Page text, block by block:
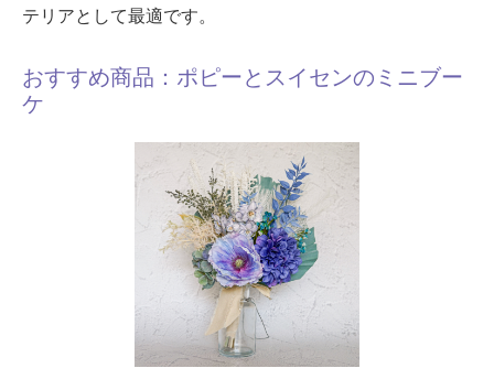
テリアとして最適です。
おすすめ商品：ポピーとスイセンのミニブー
ケ